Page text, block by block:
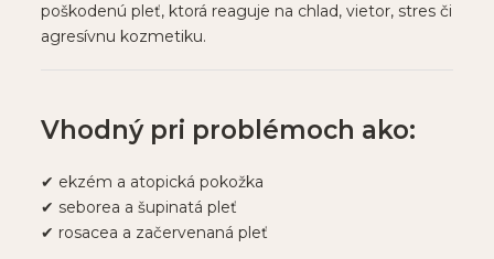
poškodenú pleť, ktorá reaguje na chlad, vietor, stres či
agresívnu kozmetiku.
Vhodný pri problémoch ako:
✔ ekzém a atopická pokožka
✔ seborea a šupinatá pleť
✔ rosacea a začervenaná pleť